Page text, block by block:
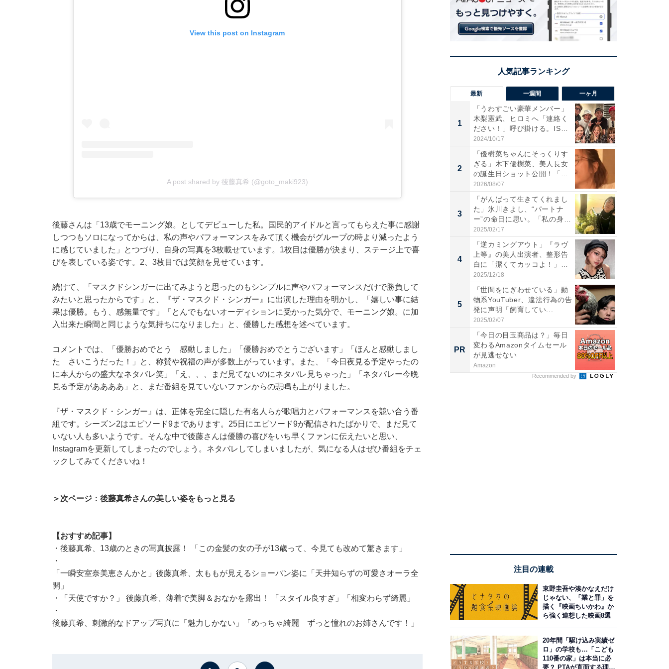
View this post on Instagram
A post shared by 後藤真希 (@goto_maki923)
後藤さんは「13歳でモーニング娘。としてデビューした私。国民的アイドルと言ってもらえた事に感謝
しつつもソロになってからは、私の声やパフォーマンスをみて頂く機会がグループの時より減ったよう
に感じていました」とつづり、自身の写真を3枚載せています。1枚目は優勝が決まり、ステージ上で喜
びを表している姿です。2、3枚目では笑顔を見せています。
続けて、「マスクドシンガーに出てみようと思ったのもシンプルに声やパフォーマンスだけで勝負して
みたいと思ったからです」と、『ザ・マスクド・シンガー』に出演した理由を明かし、「嬉しい事に結
果は優勝。もう、感無量です」「とんでもないオーディションに受かった気分で、モーニング娘。に加
入出来た瞬間と同じような気持ちになりました」と、優勝した感想を述べています。
コメントでは、「優勝おめでとう 感動しました」「優勝おめでとうございます」「ほんと感動しまし
た さいこうだった！」と、称賛や祝福の声が多数上がっています。また、「今日夜見る予定やったの
に本人からの盛大なネタバレ笑」「え、、、まだ見てないのにネタバレ見ちゃった」「ネタバレー今晩
見る予定がああああ」と、まだ番組を見ていないファンからの悲鳴も上がりました。
『ザ・マスクド・シンガー』は、正体を完全に隠した有名人らが歌唱力とパフォーマンスを競い合う番
組です。シーズン2はエピソード9まであります。25日にエピソード9が配信されたばかりで、まだ見て
いない人も多いようです。そんな中で後藤さんは優勝の喜びをいち早くファンに伝えたいと思い、
Instagramを更新してしまったのでしょう。ネタバレしてしまいましたが、気になる人はぜひ番組をチェ
ックしてみてくださいね！
＞次ページ：後藤真希さんの美しい姿をもっと見る
【おすすめ記事】
・ 後藤真希、13歳のときの写真披露！ 「この金髪の女の子が13歳って、今見ても改めて驚きます」
・
「一瞬安室奈美恵さんかと」後藤真希、太ももが見えるショーパン姿に「天井知らずの可愛さオーラ全
開」
・
「天使ですか？」 後藤真希、薄着で美脚＆おなかを露出！ 「スタイル良すぎ」「相変わらず綺麗」
・
後藤真希、刺激的なドアップ写真に「魅力しかない」「めっちゃ綺麗 ずっと憧れのお姉さんです！」
最新 一週間 一ヶ月
1
「うわすごい豪華メンバー」
木梨憲武、ヒロミへ「連絡く
ださい！」呼び掛ける。IS
S...
2024/10/17
2
「優樹菜ちゃんにそっくりす
ぎる」木下優樹菜、美人長女
の誕生日ショット公開！「1
4...
2026/08/07
3
「がんばって生きてくれまし
た」氷川きよし、“パートナ
ー”の命日に思い。「私の身
体...
2025/02/17
4
「逆カミングアウト」『ラヴ
上等』の美人出演者、整形告
白に「潔くてカッコよ！」
「好...
2025/12/18
5
「世間をにぎわせている」動
物系YouTuber、違法行為の告
発に声明「飼育してい...
2025/02/07
PR
「今日の目玉商品は？」毎日
変わるAmazonタイムセール
が見逃せない
Amazon
Recommended by
注目の連載
東野圭吾や湊かなえだけ
じゃない、「業と罪」を
描く『映画ちいかわ』か
ら強く連想した映画8選
20年間「駆け込み実績ゼ
ロ」の学校も…「こども
110番の家」は本当に必
要？ PTAが直面する理想